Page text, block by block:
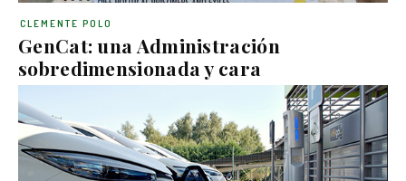
GenCat: una Administración
sobredimensionada y cara
CLEMENTE POLO